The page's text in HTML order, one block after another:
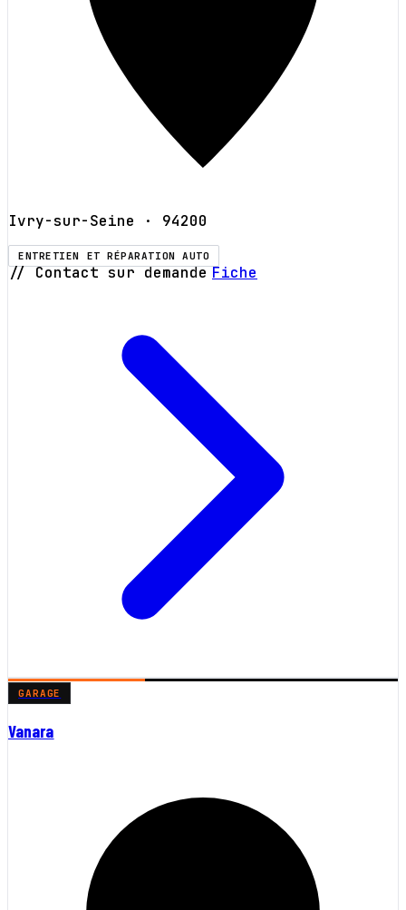
Ivry-sur-Seine · 94200
ENTRETIEN ET RÉPARATION AUTO
// Contact sur demande Fiche
GARAGE
Vanara